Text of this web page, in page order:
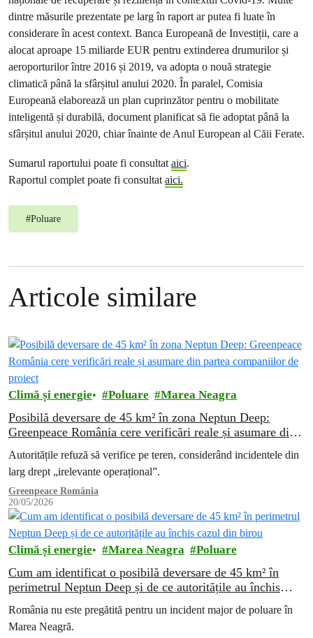
dintre măsurile prezentate pe larg în raport ar putea fi luate în
considerare în acest context. Banca Europeană de Investiții, care a
alocat aproape 15 miliarde EUR pentru extinderea drumurilor și
aeroporturilor între 2016 și 2019, va adopta o nouă strategie
climatică până la sfârșitul anului 2020. În paralel, Comisia
Europeană elaborează un plan cuprinzător pentru o mobilitate
inteligentă și durabilă, document planificat să fie adoptat până la
sfârșitul anului 2020, chiar înainte de Anul European al Căii Ferate.
Sumarul raportului poate fi consultataici.
Raportul complet poate fi consultataici.
#Poluare
Articole similare
Climă și energie Poluare Marea Neagra
Posibilă deversare de 45 km² în zona Neptun Deep:
Greenpeace România cere verificări reale și asumare din
Autoritățile refuză să verifice pe teren, considerând incidentele din
larg drept „irelevante operațional”.
Greenpeace România
20/05/2026
Climă și energie Marea Neagra Poluare
Cum am identificat o posibilă deversare de 45 km² în
perimetrul Neptun Deep și de ce autoritățile au închis
cazul din birou
România nu este pregătită pentru un incident major de poluare în
Marea Neagră.